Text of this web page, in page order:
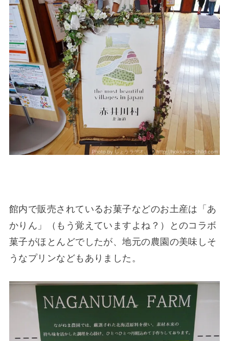
館内で販売されているお菓子などのお土産は「あ
かりん」（もう覚えていますよね？）とのコラボ
菓子がほとんどでしたが、地元の農園の美味しそ
うなプリンなどもありました。